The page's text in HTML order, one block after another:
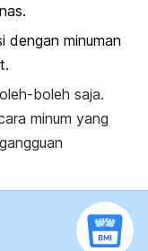
dengan minuman
boleh saja.
minum yang